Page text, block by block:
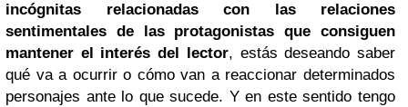
incógnitas relacionadas con las relaciones
sentimentales de las protagonistas que consiguen
mantener el interés del lector, estás deseando saber
qué va a ocurrir o cómo van a reaccionar determinados
personajes ante lo que sucede. Y en este sentido tengo